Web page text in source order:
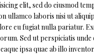
elit, sed do eiusmod
ullamco laboris nisi ut
eu fugiat nulla pariatur.
Sed ut perspiciatis
ipsa quae ab illo